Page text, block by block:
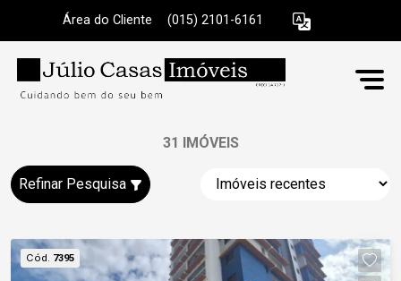
Área do Cliente (015) 2101-6161
31 IMÓVEIS
Refinar Pesquisa
Cód. 7395